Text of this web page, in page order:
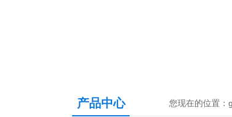
产品中心 您现在的位置：